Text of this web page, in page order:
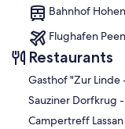
Bahnhof
Flughafen
Restaurants